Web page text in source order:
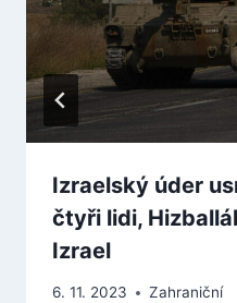
Izraelský úder
čtyři lidi,
Izrael
6. 11. 2023 Zahraniční